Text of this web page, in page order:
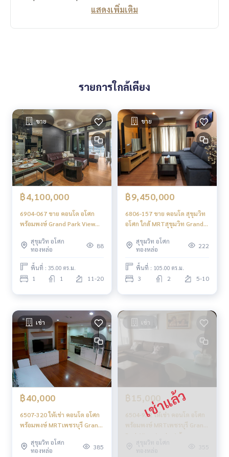
แสดงเพิ่มเติม
รายการใกล้เคียง
ขาย
฿4,100,000
6904-067 ขาย คอนโด อโศก
พร้อมพงษ์ Grand Park View
สูง สุขุมวิท อโศก
ทองหล่อ
88
พื้นที่ : 35.00 ตร.ม.
1 1 11-20
ขาย
฿9,450,000
6806-157 ขาย คอนโด สุขุมวิท
อโศก ใกล้ MRTสุขุมวิท Grand
พร้อมอยู่สุขุมวิท อโศก
ทองหล่อ
222
พื้นที่ : 105.00 ตร.ม.
3 2 5-10
เช่า
฿40,000
6507-320 ให้เช่า คอนโด อโศก
พร้อมพงษ์ MRTเพชรบุรี Grand
สุขุมวิท อโศก
ทองหล่อ
385
เช่า
฿15,000
6504-932 ให้เช่า คอนโด อโศก
พร้อมพงษ์ MRTเพชรบุรี Grand
Park View Asoke 1ห้องนอน
ชั้นสูงสุขุมวิท อโศก
ทองหล่อ
355